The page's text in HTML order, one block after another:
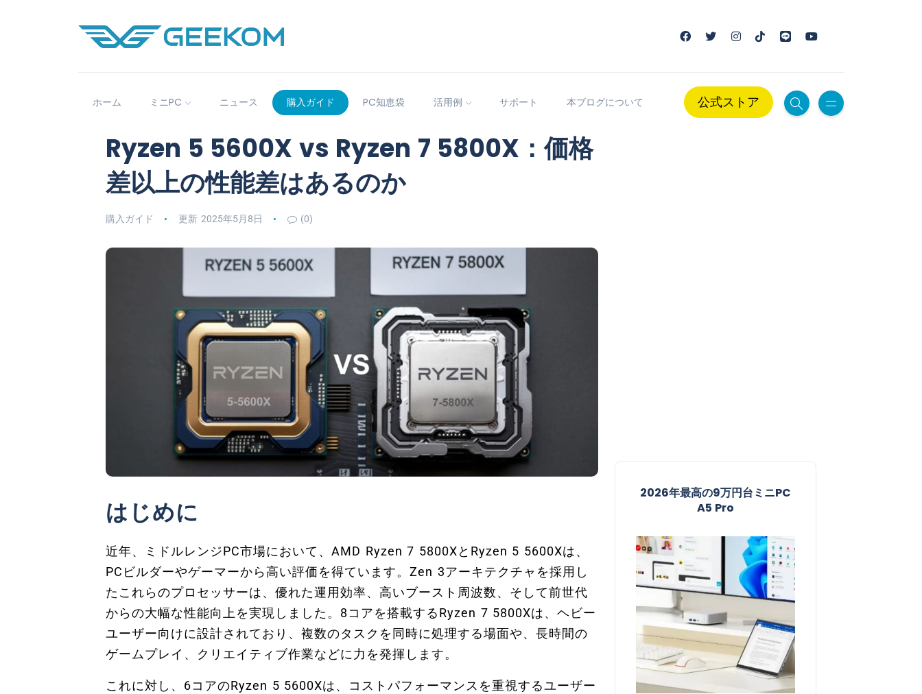
ホーム ミニPC ニュース 購入ガイド PC知恵袋 活用例 サポート 本ブログについて 公式ストア
Ryzen 5 5600X vs Ryzen 7 5800X：価格
差以上の性能差はあるのか
購入ガイド 更新 2025年5月8日 (0)
はじめに
近年、ミドルレンジPC市場において、AMD Ryzen 7 5800XとRyzen 5 5600Xは、
PCビルダーやゲーマーから高い評価を得ています。Zen 3アーキテクチャを採用し
たこれらのプロセッサーは、優れた運用効率、高いブースト周波数、そして前世代
からの大幅な性能向上を実現しました。8コアを搭載するRyzen 7 5800Xは、ヘビー
ユーザー向けに設計されており、複数のタスクを同時に処理する場面や、長時間の
ゲームプレイ、クリエイティブ作業などに力を発揮します。
これに対し、6コアのRyzen 5 5600Xは、コストパフォーマンスを重視するユーザー
2026年最高の9万円台ミニPC
A5 Pro